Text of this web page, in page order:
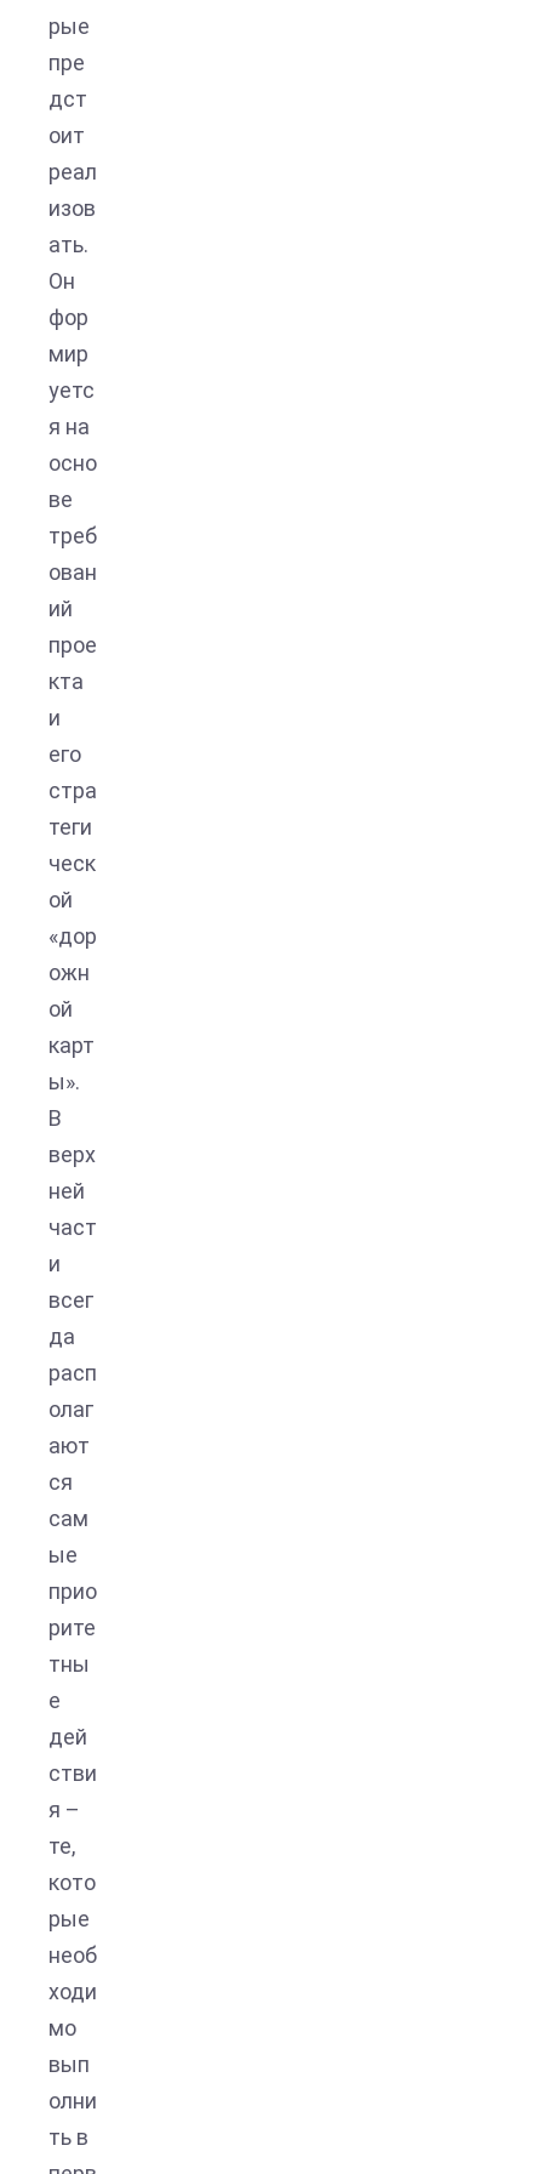
рые
пре
дст
оит
реал
изов
ать.
Он
фор
мир
уетс
я на
осно
ве
треб
ован
ий
прое
кта
и
его
стра
теги
ческ
ой
«дор
ожн
ой
карт
ы».
В
верх
ней
част
и
всег
да
расп
олаг
ают
ся
сам
ые
прио
рите
тны
е
дей
стви
я –
те,
кото
рые
необ
ходи
мо
вып
олни
ть в